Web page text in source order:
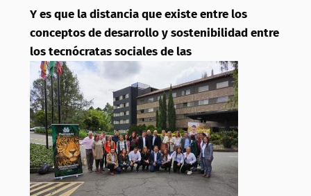
Y es que la distancia que existe entre los
conceptos de desarrollo y sostenibilidad entre
los tecnócratas sociales de las